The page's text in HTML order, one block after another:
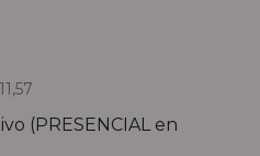
(PRESENCIAL en